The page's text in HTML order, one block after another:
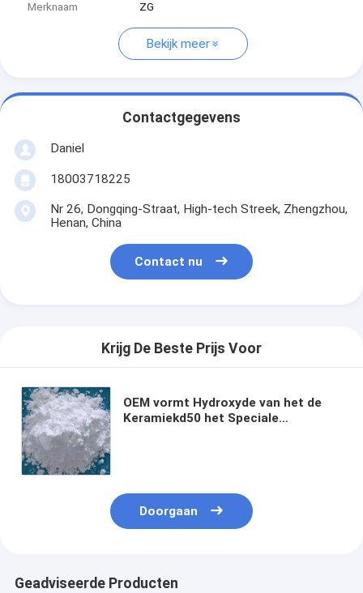
Merknaam
ZG
Bekijk meer
Contactgegevens
Daniel
18003718225
Nr 26, Dongqing-Straat, High-tech Streek, Zhengzhou,
Henan, China
Contact nu
Krijg De Beste Prijs Voor
OEM vormt Hydroxyde van het de
Keramiekd50 het Speciale
Doorgaan
Geadviseerde Producten